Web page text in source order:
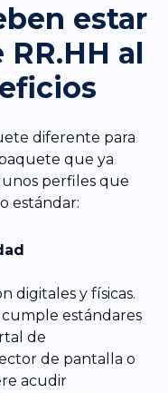
estar
al
diferente para
que ya
perfiles que
estándar:
digitales y físicas.
estándares
de
de pantalla o
acudir